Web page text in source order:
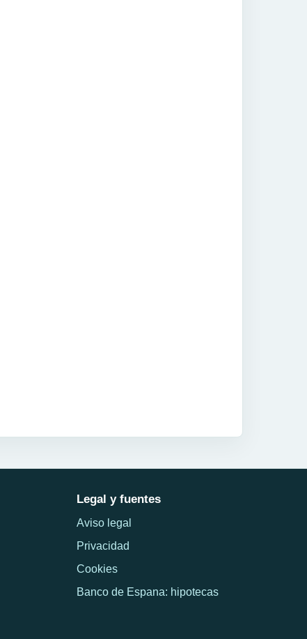
Legal y fuentes
Aviso legal
Privacidad
Cookies
Banco de Espana: hipotecas